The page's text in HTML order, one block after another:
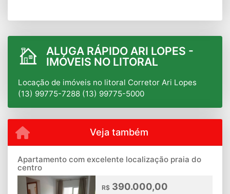
ALUGA RÁPIDO ARI LOPES -
IMÓVEIS NO LITORAL
Locação de imóveis no litoral Corretor Ari Lopes
(13) 99775-7288 (13) 99775-5000
Veja também
Apartamento com excelente localização praia do
centro
R$ 390.000,00